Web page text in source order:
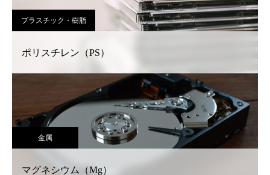
プラスチック・樹脂
ポリスチレン（PS）
金属
マグネシウム（Mg）